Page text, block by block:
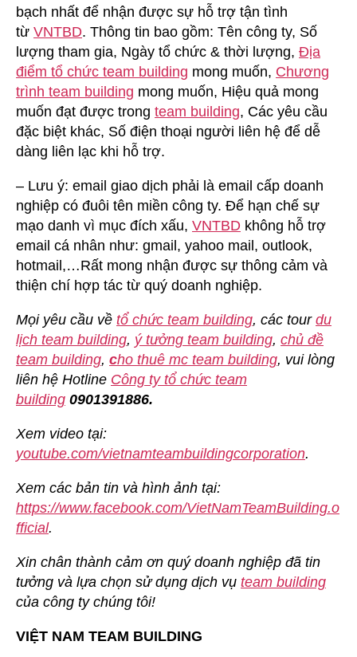
bạch nhất để nhận được sự hỗ trợ tận tình
từ VNTBD. Thông tin bao gồm: Tên công ty, Số
lượng tham gia, Ngày tổ chức & thời lượng, Địa
điểm tổ chức team building mong muốn, Chương
trình team building mong muốn, Hiệu quả mong
muốn đạt được trong team building, Các yêu cầu
đặc biệt khác, Số điện thoại người liên hệ để dễ
dàng liên lạc khi hỗ trợ.
– Lưu ý: email giao dịch phải là email cấp doanh
nghiệp có đuôi tên miền công ty. Để hạn chế sự
mạo danh vì mục đích xấu, VNTBD không hỗ trợ
email cá nhân như: gmail, yahoo mail, outlook,
hotmail,…Rất mong nhận được sự thông cảm và
thiện chí hợp tác từ quý doanh nghiệp.
Mọi yêu cầu về tổ chức team building, các tour du
lịch team building, ý tưởng team building, chủ đề
team building, cho thuê mc team building, vui lòng
liên hệ Hotline Công ty tổ chức team
building 0901391886.
Xem video tại:
youtube.com/vietnamteambuildingcorporation.
Xem các bản tin và hình ảnh tại:
https://www.facebook.com/VietNamTeamBuilding.o
fficial.
Xin chân thành cảm ơn quý doanh nghiệp đã tin
tưởng và lựa chọn sử dụng dịch vụ team building
của công ty chúng tôi!
VIỆT NAM TEAM BUILDING